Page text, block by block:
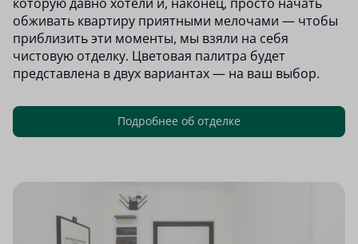
обживать квартиру приятными мелочами — чтобы
приблизить эти моменты, мы взяли на себя
чистовую отделку. Цветовая палитра будет
представлена в двух вариантах — на ваш выбор.
Подробнее об отделке